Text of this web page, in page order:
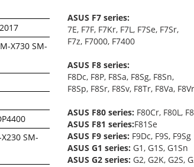
X730 SM-
SM-
ASUS F7 series:
7E, F7F, F7Kr, F7L, F7Se, F7Sr,
F7z, F7000, F7400
ASUS F8 series:
F8Dc, F8P, F8Sa, F8Sg, F8Sn,
F8Sp, F8Sr, F8Sv, F8Tr, F8Va, F8Vr
ASUS F80 series: F80Cr, F80L,
ASUS F81 series:F81Se
ASUS F9 series: F9Dc, F9S, F9Sg
ASUS G1 series: G1, G1S, G1Sn
ASUS G2 series: G2, G2K, G2S,